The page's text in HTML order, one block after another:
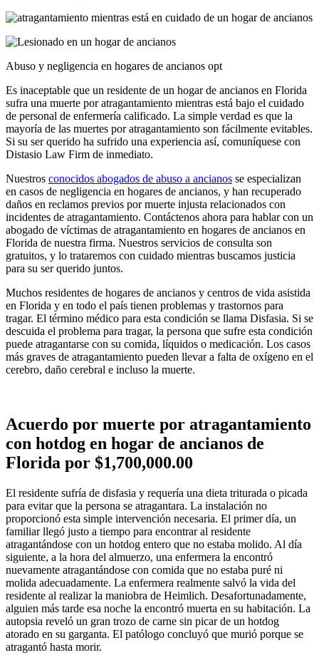
Abuso y negligencia en hogares de ancianos opt
Es inaceptable que un residente de un hogar de ancianos en Florida
sufra una muerte por atragantamiento mientras está bajo el cuidado
de personal de enfermería calificado. La simple verdad es que la
mayoría de las muertes por atragantamiento son fácilmente evitables.
Si su ser querido ha sufrido una experiencia así, comuníquese con
Distasio Law Firm de inmediato.
Nuestros conocidos abogados de abuso a ancianos se especializan
en casos de negligencia en hogares de ancianos, y han recuperado
daños en reclamos previos por muerte injusta relacionados con
incidentes de atragantamiento. Contáctenos ahora para hablar con un
abogado de víctimas de atragantamiento en hogares de ancianos en
Florida de nuestra firma. Nuestros servicios de consulta son
gratuitos, y lo trataremos con cuidado mientras buscamos justicia
para su ser querido juntos.
Muchos residentes de hogares de ancianos y centros de vida asistida
en Florida y en todo el país tienen problemas y trastornos para
tragar. El término médico para esta condición se llama Disfasia. Si se
descuida el problema para tragar, la persona que sufre esta condición
puede atragantarse con su comida, líquidos o medicación. Los casos
más graves de atragantamiento pueden llevar a falta de oxígeno en el
cerebro, daño cerebral e incluso la muerte.
Acuerdo por muerte por atragantamiento
con hotdog en hogar de ancianos de
Florida por $1,700,000.00
El residente sufría de disfasia y requería una dieta triturada o picada
para evitar que la persona se atragantara. La instalación no
proporcionó esta simple intervención necesaria. El primer día, un
familiar llegó justo a tiempo para encontrar al residente
atragantándose con un hotdog entero que no estaba molido. Al día
siguiente, a la hora del almuerzo, una enfermera la encontró
nuevamente atragantándose con comida que no estaba puré ni
molida adecuadamente. La enfermera realmente salvó la vida del
residente al realizar la maniobra de Heimlich. Desafortunadamente,
alguien más tarde esa noche la encontró muerta en su habitación. La
autopsia reveló un gran trozo de carne sin picar de un hotdog
atorado en su garganta. El patólogo concluyó que murió porque se
atragantó hasta morir.